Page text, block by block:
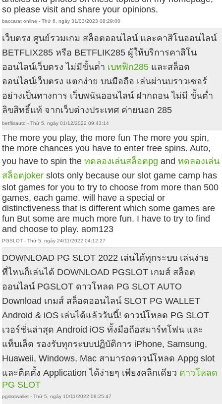
so please visit and share your opinions.
baccarat online - Thứ 6, ngày 31/03/2023 08:29:00
เว็บตรง ศูนย์รวมเกม สล็อตออนไลน์ และคาสิโนออนไลน์
BETFLIX285 หรือ BETFLIK285 ผู้ให้บริการคาสิโน
ออนไลน์เว็บตรง ไม่มีขั้นต่ํา เบทฟิก285 และสล็อต
ออนไลน์เว็บตรง แตกง่าย บนมือถือ เล่นผ่านบราวเซอร์
อย่างเป็นทางการ เว็บพนันออนไลน์ ฝากถอน ไม่มี ขั้นต่ำ
ลิขสิทธิ์แท้ จากเว็บต่างประเทศ ค่ายนอก 285
betflixauto - Thứ 5, ngày 01/12/2022 09:43:14
The more you play, the more fun The more you spin,
the more chances you have to enter free spins. Auto,
you have to spin theทดลองเล่นสล็อตpg andทดลองเล่น
สล็อตjoker slots only because our slot game camp has
slot games for you to try to choose from more than 500
games, each game. will have a special or
distinctiveness that is different which some games are
fun But some are much more fun. I have to try to find
and choose to play. aom123
PGSLOT - Thứ 5, ngày 24/11/2022 04:12:27
DOWNLOAD PG SLOT 2022 เล่นได้ทุกระบบ เล่นง่าย
ที่ไหนก็เล่นได้ DOWNLOAD PGSLOT เกมส์ สล็อต
ออนไลน์ PGSLOT ดาวโหลด PG SLOT AUTO
Download เกมส์ สล็อตออนไลน์ SLOT PG WALLET
Android & iOS เล่นได้แล้ววันนี้! ดาวน์โหลด PG SLOT
เวอร์ชั่นล่าสุด Android iOS ทั้งมือถือสมาร์ทโฟน และ
แท็บเล็ต รองรับทุกระบบปฏิบัติการ iPhone, Samsung,
Huaweii, Windows, Mac สามารถดาวน์โหลด Appg slot
และติดตั้ง Application ได้ง่ายๆ เพียงคลิกเดียว ดาวโหลด
PG SLOT
pgslotwallet - Thứ 5, ngày 10/11/2022 08:25:47